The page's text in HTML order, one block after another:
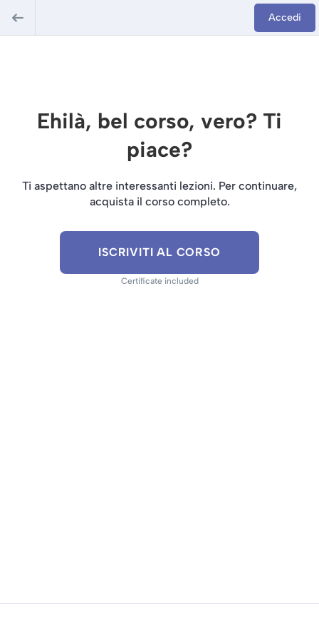
Accedi
Ehilà, bel corso, vero? Ti
piace?
Ti aspettano altre interessanti lezioni. Per continuare,
acquista il corso completo.
ISCRIVITI AL CORSO
Certificate included